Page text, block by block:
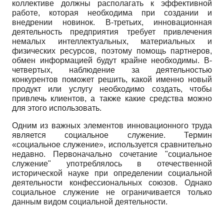
коллективе должны располагать к эффективной
работе, которая необходима при создании и
внедрении новинок. В-третьих, инновационная
деятельность предприятия требует привлечения
немалых интеллектуальных, материальных и
физических ресурсов, поэтому помощь партнеров,
обмен информацией будут крайне необходимы. В-
четвертых, наблюдение за деятельностью
конкурентов поможет решить, какой именно новый
продукт или услугу необходимо создать, чтобы
привлечь клиентов, а также какие средства можно
для этого использовать.
Одним из важных элементов инновационного труда
является социальное служение. Термин
«социальное служение», используется сравнительно
недавно. Первоначально сочетание "социальное
служение" употреблялось в отечественной
исторической науке при определении социальной
деятельности конфессиональных союзов. Однако
социальное служение не ограничивается только
данным видом социальной деятельности.